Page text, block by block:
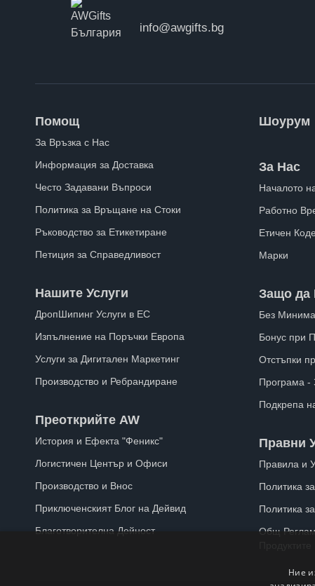
info@awgifts.bg
Помощ
За Връзка с Нас
Информация за Доставка
Често Задавани Въпроси
Политика за Връщане на Стоки
Ръководство за Етикетиране
Петиция за Справедливост
Нашите Услуги
ДропШипинг Услуги в ЕС
Изпълнение на Поръчки Европа
Услуги за Дигитален Маркетинг
Производство и Ребрандиране
Преоткрийте AW
История и Ефекта "Феникс"
Логистичен Център и Офиси
Производство и Внос
Приключенският Блог на Дейвид
Благотворителна Дейност
Шоурум
За Нас
Началото
Работно
Етичен
Марки
Защо да
Без
Бонус при
Отстъпки
Програма -
Подкрепа
Правни
Правила и
Политика
Политика
Общ
Ние